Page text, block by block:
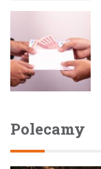
Polecamy